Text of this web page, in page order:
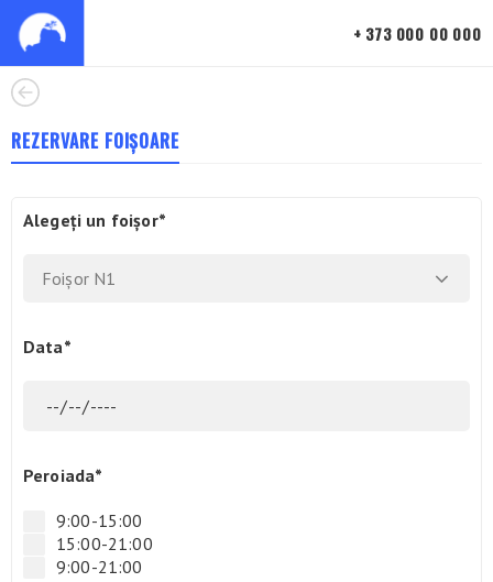
+ 373 000 00 000
REZERVARE FOIȘOARE
Alegeți un foișor*
Foișor N1
Data*
Peroiada*
9:00-15:00
15:00-21:00
9:00-21:00